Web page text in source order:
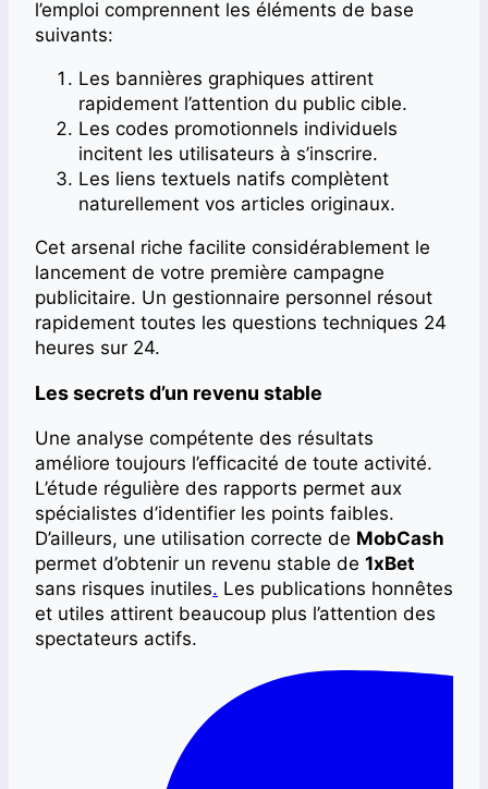
l’emploi comprennent les éléments de base
suivants:
Les bannières graphiques attirent
rapidement l’attention du public cible.
Les codes promotionnels individuels
incitent les utilisateurs à s’inscrire.
Les liens textuels natifs complètent
naturellement vos articles originaux.
Cet arsenal riche facilite considérablement le
lancement de votre première campagne
publicitaire. Un gestionnaire personnel résout
rapidement toutes les questions techniques 24
heures sur 24.
Les secrets d’un revenu stable
Une analyse compétente des résultats
améliore toujours l’efficacité de toute activité.
L’étude régulière des rapports permet aux
spécialistes d’identifier les points faibles.
D’ailleurs, une utilisation correcte de MobCash
permet d’obtenir un revenu stable de 1xBet
sans risques inutiles. Les publications honnêtes
et utiles attirent beaucoup plus l’attention des
spectateurs actifs.